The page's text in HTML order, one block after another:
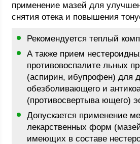
применение мазей для
снятия отека и повышения
Рекомендуется теплый
А также прием
противовоспалите льных
(аспирин, ибупрофен) для
обезболивающего и
(противосвертыва ющего)
Допускается применение
лекарственных форм
имеющих в составе